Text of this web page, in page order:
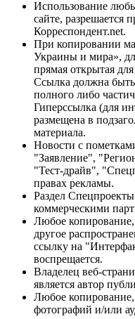
Использование
сайте, разрешается
Корреспондент.net.
При копировании
Украины и мира»,
прямая открытая
Ссылка должна
полного либо
Гиперссылка (для
размещена в
материала.
Новости с
"Заявление",
"Тест-драйв",
правах рекламы.
Раздел Спецпроекты
коммерческими
Любое
другое
ссылку на
воспрещается.
Владелец веб-
является автор
Любое копирование,
фотографий и/или